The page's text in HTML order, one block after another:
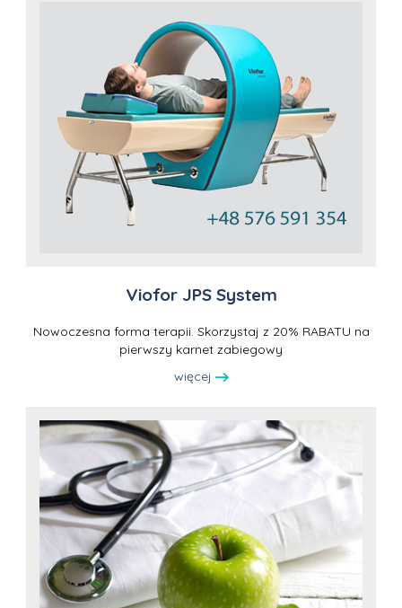
Viofor JPS System
Nowoczesna forma terapii. Skorzystaj z 20% RABATU na
pierwszy karnet zabiegowy
więcej